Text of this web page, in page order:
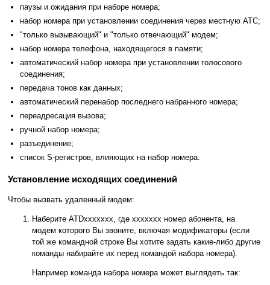
паузы и ожидания при наборе номера;
набор номера при установлении соединения через местную АТС;
"только вызывающий" и "только отвечающий" модем;
набор номера телефона, находящегося в памяти;
автоматический набор номера при установлении голосового
соединения;
передача тонов как данных;
автоматический перенабор последнего набранного номера;
переадресация вызова;
ручной набор номера;
разъединение;
список S-регистров, влияющих на набор номера.
Установление исходящих соединений
Чтобы вызвать удаленный модем:
Наберите ATDxxxxxxx, где xxxxxxx номер абонента, на
модем которого Вы звоните, включая модификаторы (если
той же командной строке Вы хотите задать какие-либо другие
команды набирайте их перед командой набора номера).
Например команда набора номера может выглядеть так: